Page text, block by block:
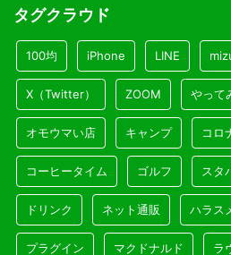
タグクラウド
100均 iPhone LINE
X（Twitter） ZOOM やって
オモウマい店 キャンプ コロ
コーヒータイム ゴルフ スタ
ドリンク ネット通販 ハラス
プラグイン マクドナルド ラ